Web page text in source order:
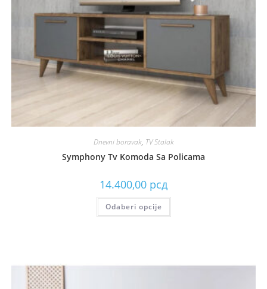
Dnevni boravak, TV Stalak
Symphony Tv Komoda Sa Policama
14.400,00 рсд
Odaberi opcije